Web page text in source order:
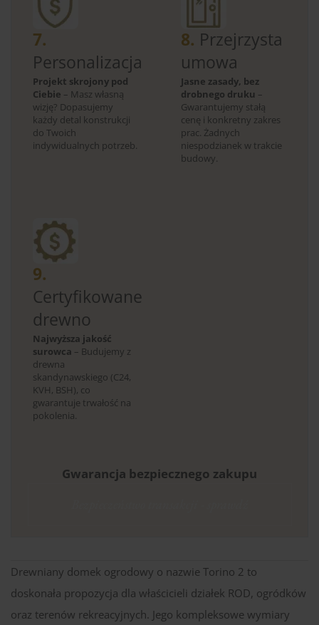
7.
Personalizacja
Projekt skrojony pod
Ciebie – Masz własną
wizję? Dopasujemy
każdy detal konstrukcji
do Twoich
indywidualnych potrzeb.
8. Przejrzysta
umowa
Jasne zasady, bez
drobnego druku –
Gwarantujemy stałą
cenę i konkretny zakres
prac. Żadnych
niespodzianek w trakcie
budowy.
9.
Certyfikowane
drewno
Najwyższa jakość
surowca – Budujemy z
drewna
skandynawskiego (C24,
KVH, BSH), co
gwarantuje trwałość na
pokolenia.
Gwarancja bezpiecznego zakupu
Drewniany domek ogrodowy o nazwie Torino 2 to
doskonała propozycja dla właścicieli działek ROD, ogródków
oraz terenów rekreacyjnych. Jego kompleksowe wymiary